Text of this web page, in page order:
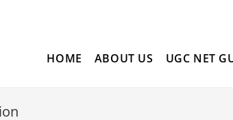
HOME ABOUT US UGC NET